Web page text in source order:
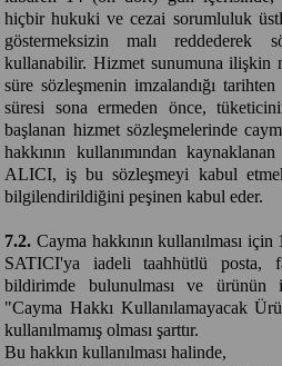
hiçbir hukuki ve cezai sorumluluk
göstermeksizin malı reddederek
kullanabilir. Hizmet sunumuna ilişkin
süre sözleşmenin imzalandığı
süresi sona ermeden önce,
başlanan hizmet sözleşmelerinde
hakkının kullanımından
ALICI, iş bu sözleşmeyi kabul
bilgilendirildiğini peşinen kabul eder.
7.2. Cayma hakkının kullanılması
SATICI'ya iadeli taahhütlü posta,
bildirimde bulunulması ve ürünün
"Cayma Hakkı Kullanılamayacak
kullanılmamış olması şarttır.
Bu hakkın kullanılması halinde,